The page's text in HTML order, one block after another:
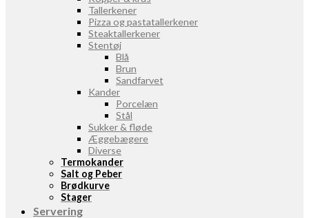
Tallerkener
Pizza og pastatallerkener
Steaktallerkener
Stentøj
Blå
Brun
Sandfarvet
Kander
Porcelæn
Stål
Sukker & fløde
Æggebægere
Diverse
Termokander
Salt og Peber
Brødkurve
Stager
Servering